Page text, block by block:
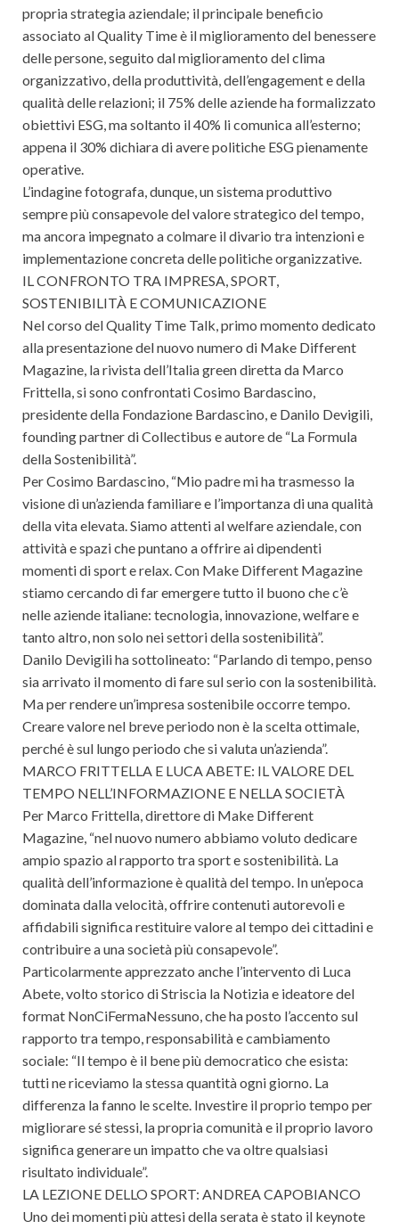
propria strategia aziendale; il principale beneficio
associato al Quality Time è il miglioramento del benessere
delle persone, seguito dal miglioramento del clima
organizzativo, della produttività, dell’engagement e della
qualità delle relazioni; il 75% delle aziende ha formalizzato
obiettivi ESG, ma soltanto il 40% li comunica all’esterno;
appena il 30% dichiara di avere politiche ESG pienamente
operative.
L’indagine fotografa, dunque, un sistema produttivo
sempre più consapevole del valore strategico del tempo,
ma ancora impegnato a colmare il divario tra intenzioni e
implementazione concreta delle politiche organizzative.
IL CONFRONTO TRA IMPRESA, SPORT,
SOSTENIBILITÀ E COMUNICAZIONE
Nel corso del Quality Time Talk, primo momento dedicato
alla presentazione del nuovo numero di Make Different
Magazine, la rivista dell’Italia green diretta da Marco
Frittella, si sono confrontati Cosimo Bardascino,
presidente della Fondazione Bardascino, e Danilo Devigili,
founding partner di Collectibus e autore de “La Formula
della Sostenibilità”.
Per Cosimo Bardascino, “Mio padre mi ha trasmesso la
visione di un’azienda familiare e l’importanza di una qualità
della vita elevata. Siamo attenti al welfare aziendale, con
attività e spazi che puntano a offrire ai dipendenti
momenti di sport e relax. Con Make Different Magazine
stiamo cercando di far emergere tutto il buono che c’è
nelle aziende italiane: tecnologia, innovazione, welfare e
tanto altro, non solo nei settori della sostenibilità”.
Danilo Devigili ha sottolineato: “Parlando di tempo, penso
sia arrivato il momento di fare sul serio con la sostenibilità.
Ma per rendere un’impresa sostenibile occorre tempo.
Creare valore nel breve periodo non è la scelta ottimale,
perché è sul lungo periodo che si valuta un’azienda”.
MARCO FRITTELLA E LUCA ABETE: IL VALORE DEL
TEMPO NELL’INFORMAZIONE E NELLA SOCIETÀ
Per Marco Frittella, direttore di Make Different
Magazine, “nel nuovo numero abbiamo voluto dedicare
ampio spazio al rapporto tra sport e sostenibilità. La
qualità dell’informazione è qualità del tempo. In un’epoca
dominata dalla velocità, offrire contenuti autorevoli e
affidabili significa restituire valore al tempo dei cittadini e
contribuire a una società più consapevole”.
Particolarmente apprezzato anche l’intervento di Luca
Abete, volto storico di Striscia la Notizia e ideatore del
format NonCiFermaNessuno, che ha posto l’accento sul
rapporto tra tempo, responsabilità e cambiamento
sociale: “Il tempo è il bene più democratico che esista:
tutti ne riceviamo la stessa quantità ogni giorno. La
differenza la fanno le scelte. Investire il proprio tempo per
migliorare sé stessi, la propria comunità e il proprio lavoro
significa generare un impatto che va oltre qualsiasi
risultato individuale”.
LA LEZIONE DELLO SPORT: ANDREA CAPOBIANCO
Uno dei momenti più attesi della serata è stato il keynote